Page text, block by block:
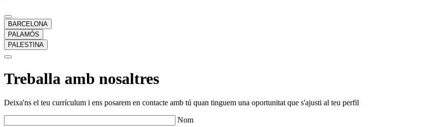
BARCELONA
PALAMÓS
PALESTINA
Treballa amb nosaltres
Deixa'ns el teu currículum i ens posarem en contacte amb tú quan tinguem una oportunitat que s'ajusti al teu perfil
Nom